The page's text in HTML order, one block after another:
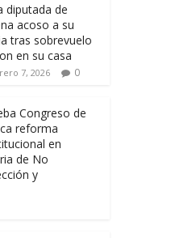
diputada de
acoso a su
tras sobrevuelo
en su casa
7, 2026 0
Congreso de
reforma
en
de No
y